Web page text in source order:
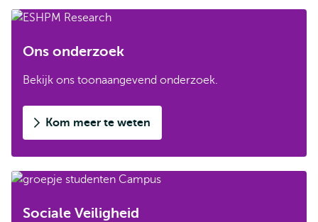
Ons onderzoek
Bekijk ons toonaangevend onderzoek.
Kom meer te weten
Sociale Veiligheid